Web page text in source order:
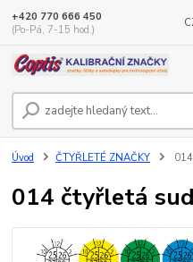
+420 770 666 450
(Po-Pá, 7-15 hod.)
Úvod ČTYŘLETÉ ZNAČKY
014 čtyřletá